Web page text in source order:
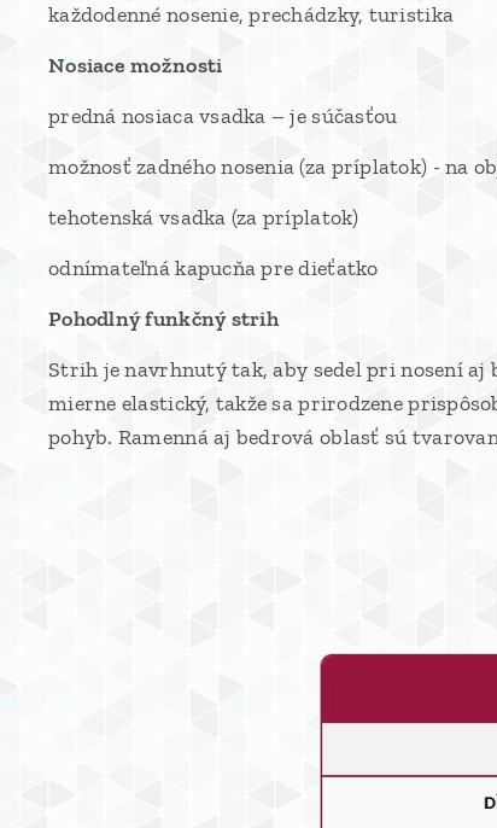
každodenné nosenie, prechádzky, turistika
Nosiace možnosti
predná nosiaca vsadka – je súčasťou
možnosť zadného nosenia (za príplatok) - na
tehotenská vsadka (za príplatok)
odnímateľná kapucňa pre dieťatko
Pohodlný funkčný strih
Strih je navrhnutý tak, aby sedel pri nosení aj
mierne elastický, takže sa prirodzene
pohyb. Ramenná aj bedrová oblasť sú